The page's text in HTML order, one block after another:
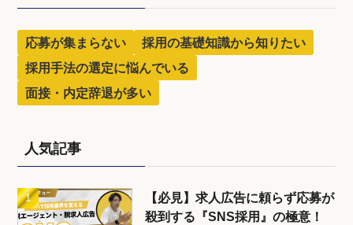
応募が集まらない
採用の基礎知識から知りたい
採用手法の選定に悩んでいる
面接・内定辞退が多い
人気記事
【必見】求人広告に頼らず応募が
殺到する『SNS採用』の極意！